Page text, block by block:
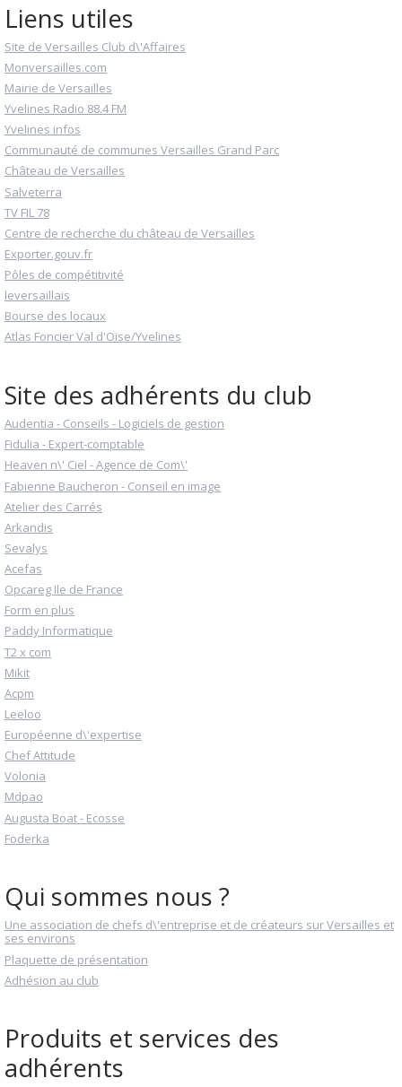
Liens utiles
Site de Versailles Club d\'Affaires
Monversailles.com
Mairie de Versailles
Yvelines Radio 88.4 FM
Yvelines infos
Communauté de communes Versailles Grand Parc
Château de Versailles
Salveterra
TV FIL 78
Centre de recherche du château de Versailles
Exporter.gouv.fr
Pôles de compétitivité
leversaillais
Bourse des locaux
Atlas Foncier Val d'Oise/Yvelines
Site des adhérents du club
Audentia - Conseils - Logiciels de gestion
Fidulia - Expert-comptable
Heaven n\' Ciel - Agence de Com\'
Fabienne Baucheron - Conseil en image
Atelier des Carrés
Arkandis
Sevalys
Acefas
Opcareg Ile de France
Form en plus
Paddy Informatique
T2 x com
Mikit
Acpm
Leeloo
Européenne d\'expertise
Chef Attitude
Volonia
Mdpao
Augusta Boat - Ecosse
Foderka
Qui sommes nous ?
Une association de chefs d\'entreprise et de créateurs sur Versailles et
ses environs
Plaquette de présentation
Adhésion au club
Produits et services des
adhérents